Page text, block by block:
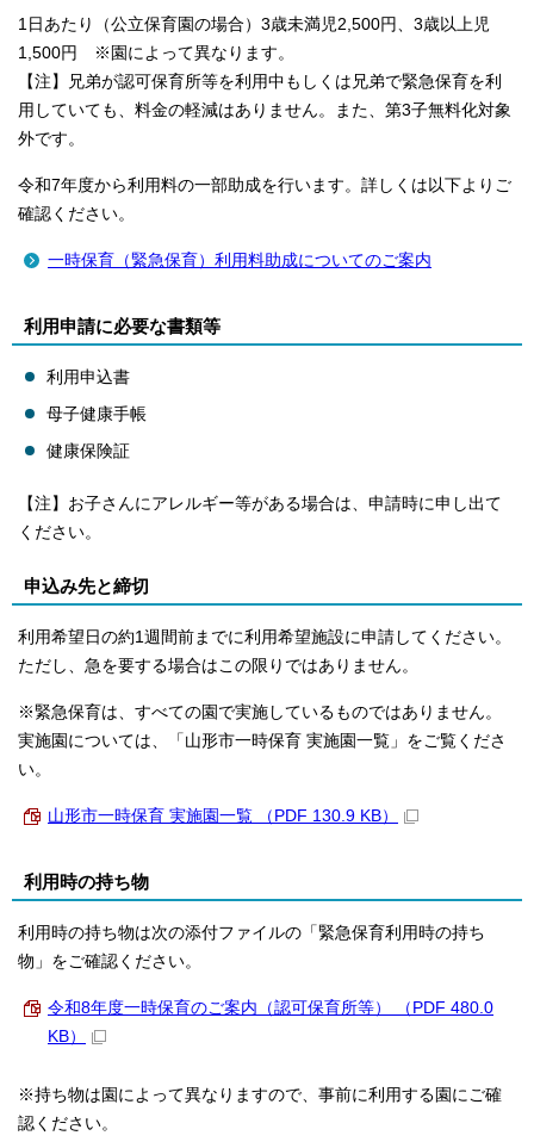
1日あたり（公立保育園の場合）3歳未満児2,500円、3歳以上児
1,500円 ※園によって異なります。
【注】兄弟が認可保育所等を利用中もしくは兄弟で緊急保育を利
用していても、料金の軽減はありません。また、第3子無料化対象
外です。
令和7年度から利用料の一部助成を行います。詳しくは以下よりご
確認ください。
一時保育（緊急保育）利用料助成についてのご案内
利用申請に必要な書類等
利用申込書
母子健康手帳
健康保険証
【注】お子さんにアレルギー等がある場合は、申請時に申し出て
ください。
申込み先と締切
利用希望日の約1週間前までに利用希望施設に申請してください。
ただし、急を要する場合はこの限りではありません。
※緊急保育は、すべての園で実施しているものではありません。
実施園については、「山形市一時保育 実施園一覧」をご覧くださ
い。
山形市一時保育 実施園一覧 （PDF 130.9 KB）
利用時の持ち物
利用時の持ち物は次の添付ファイルの「緊急保育利用時の持ち
物」をご確認ください。
令和8年度一時保育のご案内（認可保育所等） （PDF 480.0
KB）
※持ち物は園によって異なりますので、事前に利用する園にご確
認ください。